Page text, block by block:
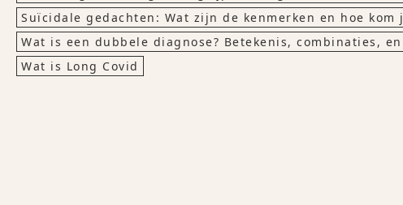
Suïcidale gedachten: Wat zijn de kenmerken en hoe kom
Wat is een dubbele diagnose? Betekenis, combinaties,
Wat is Long Covid